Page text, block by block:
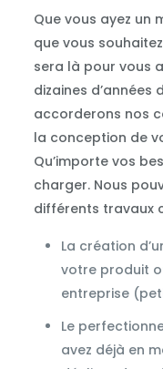
Que vous ayez un
que vous
sera là pour vous
dizaines d’années
accorderons nos
la conception de
Qu’importe vos
charger. Nous
différents travaux
La création
votre produit
entreprise
Le
avez déjà en